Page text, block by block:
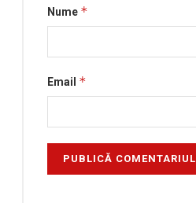
Nume *
Email *